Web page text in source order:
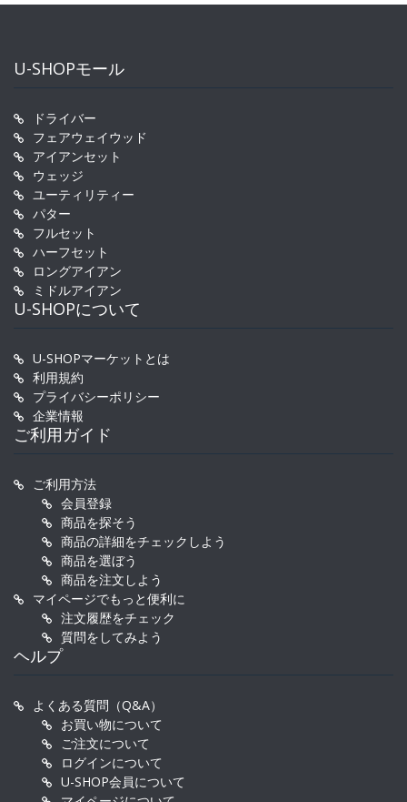
U-SHOPモール
ドライバー
フェアウェイウッド
アイアンセット
ウェッジ
ユーティリティー
パター
フルセット
ハーフセット
ロングアイアン
ミドルアイアン
U-SHOPについて
U-SHOPマーケットとは
利用規約
プライバシーポリシー
企業情報
ご利用ガイド
ご利用方法
会員登録
商品を探そう
商品の詳細をチェックしよう
商品を選ぼう
商品を注文しよう
マイページでもっと便利に
注文履歴をチェック
質問をしてみよう
ヘルプ
よくある質問（Q&A）
お買い物について
ご注文について
ログインについて
U-SHOP会員について